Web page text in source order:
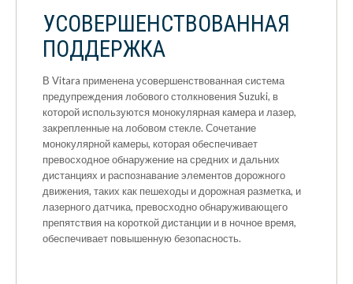
УСОВЕРШЕНСТВОВАННАЯ
ПОДДЕРЖКА
В Vitara применена усовершенствованная система
предупреждения лобового столкновения Suzuki, в
которой используются монокулярная камера и лазер,
закрепленные на лобовом стекле. Сочетание
монокулярной камеры, которая обеспечивает
превосходное обнаружение на средних и дальних
дистанциях и распознавание элементов дорожного
движения, таких как пешеходы и дорожная разметка, и
лазерного датчика, превосходно обнаруживающего
препятствия на короткой дистанции и в ночное время,
обеспечивает повышенную безопасность.